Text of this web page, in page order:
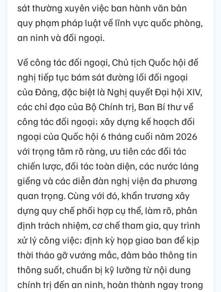
sát thường xuyên việc ban hành văn bản
quy phạm pháp luật về lĩnh vực quốc phòng,
an ninh và đối ngoại.
Về công tác đối ngoại, Chủ tịch Quốc hội đề
nghị tiếp tục bám sát đường lối đối ngoại
của Đảng, đặc biệt là Nghị quyết Đại hội XIV,
các chỉ đạo của Bộ Chính trị, Ban Bí thư về
công tác đối ngoại; xây dựng kế hoạch đối
ngoại của Quốc hội 6 tháng cuối năm 2026
với trọng tâm rõ ràng, ưu tiên các đối tác
chiến lược, đối tác toàn diện, các nước láng
giềng và các diễn đàn nghị viện đa phương
quan trọng. Cùng với đó, khẩn trương xây
dựng quy chế phối hợp cụ thể, làm rõ, phân
định trách nhiệm, cơ chế tham gia, quy trình
xử lý công việc; định kỳ họp giao ban để kịp
thời tháo gỡ vướng mắc, đảm bảo thông tin
thông suốt, chuẩn bị kỹ lưỡng từ nội dung
chính trị đến an ninh, hoàn thành ngay trong